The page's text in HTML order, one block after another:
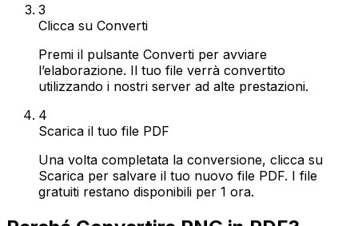
3
Clicca su Converti
Premi il pulsante Converti per avviare
l’elaborazione. Il tuo file verrà convertito
utilizzando i nostri server ad alte prestazioni.
4
Scarica il tuo file PDF
Una volta completata la conversione, clicca su
Scarica per salvare il tuo nuovo file PDF. I file
gratuiti restano disponibili per 1 ora.